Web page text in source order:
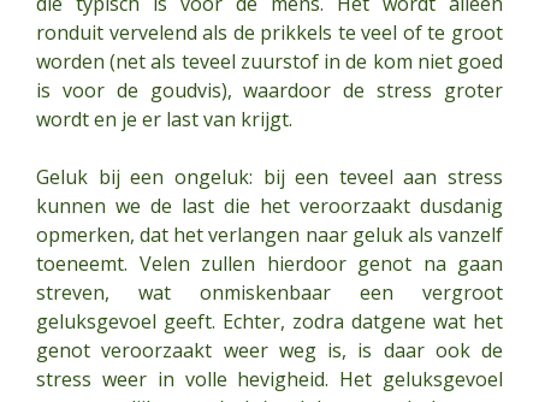
ronduit vervelend als de prikkels te veel of te groot
worden (net als teveel zuurstof in de kom niet goed
is voor de goudvis), waardoor de stress groter
wordt en je er last van krijgt.
Geluk bij een ongeluk: bij een teveel aan stress
kunnen we de last die het veroorzaakt dusdanig
opmerken, dat het verlangen naar geluk als vanzelf
toeneemt. Velen zullen hierdoor genot na gaan
streven, wat onmiskenbaar een vergroot
geluksgevoel geeft. Echter, zodra datgene wat het
genot veroorzaakt weer weg is, is daar ook de
stress weer in volle hevigheid. Het geluksgevoel